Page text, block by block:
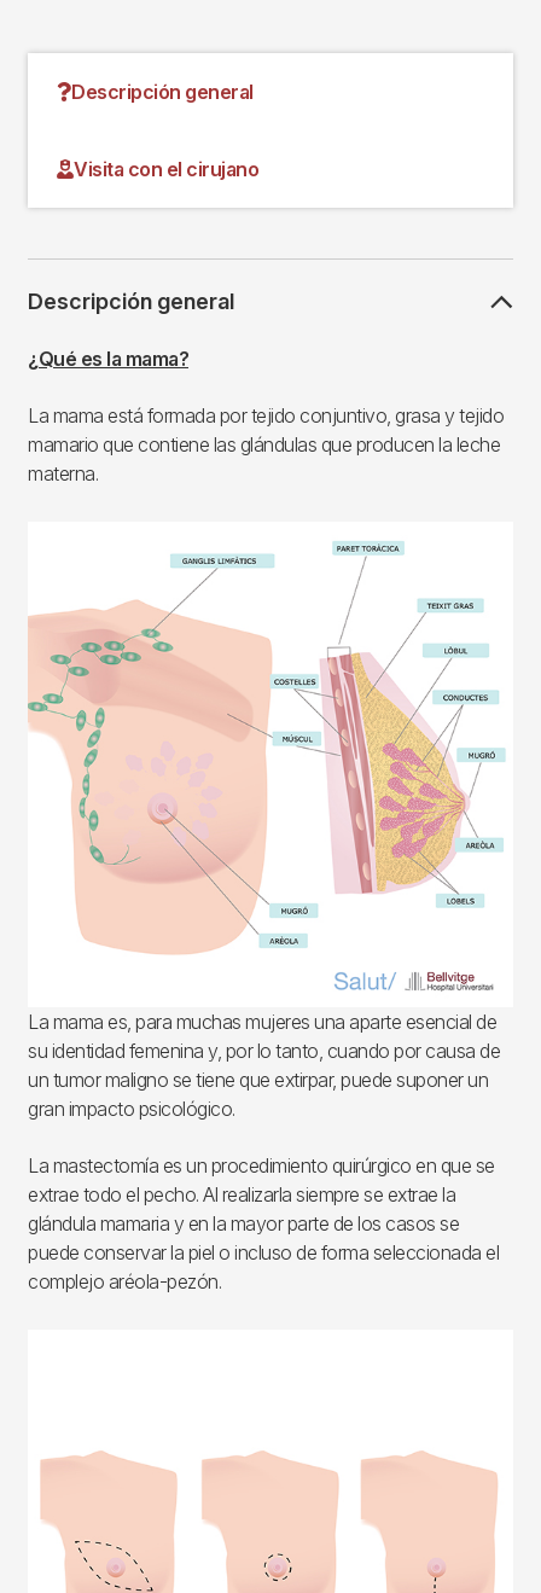
Descripción general
Visita con el cirujano
Descripción general
¿Qué es la mama?
La mama está formada por tejido conjuntivo, grasa y tejido
mamario que contiene las glándulas que producen la leche
materna.
La mama es, para muchas mujeres una aparte esencial de
su identidad femenina y, por lo tanto, cuando por causa de
un tumor maligno se tiene que extirpar, puede suponer un
gran impacto psicológico.
La mastectomía es un procedimiento quirúrgico en que se
extrae todo el pecho. Al realizarla siempre se extrae la
glándula mamaria y en la mayor parte de los casos se
puede conservar la piel o incluso de forma seleccionada el
complejo aréola-pezón.